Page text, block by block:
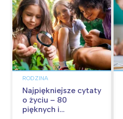
RODZINA
Najpiękniejsze cytaty
o życiu – 80
pięknych i